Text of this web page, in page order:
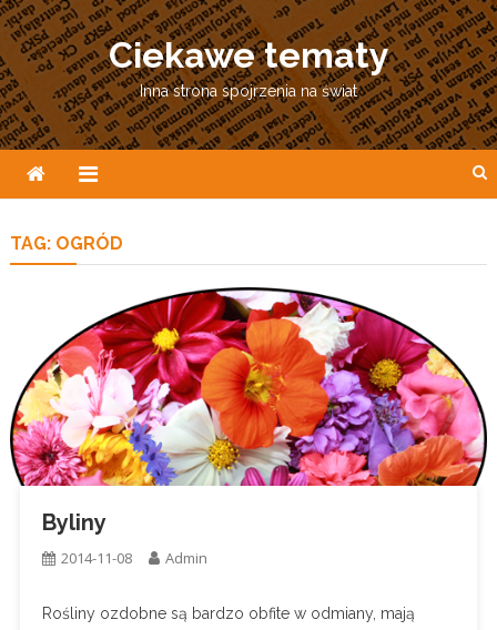
Skip
to
content
Ciekawe tematy
Inna strona spojrzenia na świat
TAG: OGRÓD
Byliny
2014-11-08 Admin
Rośliny ozdobne są bardzo obfite w odmiany, mają